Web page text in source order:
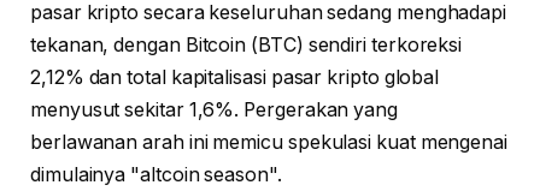
pasar kripto secara keseluruhan sedang menghadapi
tekanan, dengan Bitcoin (BTC) sendiri terkoreksi
2,12% dan total kapitalisasi pasar kripto global
menyusut sekitar 1,6%. Pergerakan yang
berlawanan arah ini memicu spekulasi kuat mengenai
dimulainya "altcoin season".